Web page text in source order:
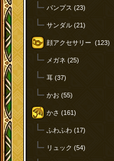
パンプス (23)
サンダル (21)
顔アクセサリー (123)
メガネ (25)
耳 (37)
かお (55)
かさ (161)
ふわふわ (17)
リュック (54)